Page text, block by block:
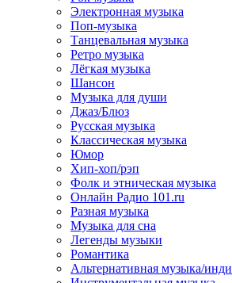
Электронная музыка
Поп-музыка
Танцевальная музыка
Ретро музыка
Лёгкая музыка
Шансон
Музыка для души
Джаз/Блюз
Русская музыка
Классическая музыка
Юмор
Хип-хоп/рэп
Фолк и этническая музыка
Онлайн Радио 101.ru
Разная музыка
Музыка для сна
Легенды музыки
Романтика
Альтернативная музыка/инди